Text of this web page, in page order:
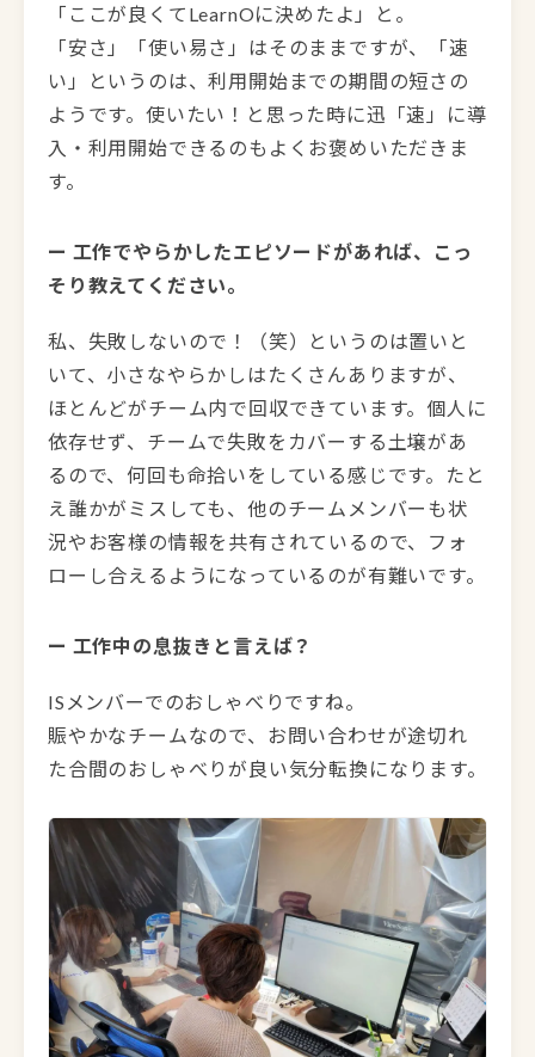
「ここが良くてLearnOに決めたよ」と。
「安さ」「使い易さ」はそのままですが、「速
い」というのは、利用開始までの期間の短さの
ようです。使いたい！と思った時に迅「速」に導
入・利用開始できるのもよくお褒めいただきま
す。
ー 工作でやらかしたエピソードがあれば、こっ
そり教えてください。
私、失敗しないので！（笑）というのは置いと
いて、小さなやらかしはたくさんありますが、
ほとんどがチーム内で回収できています。個人に
依存せず、チームで失敗をカバーする土壌があ
るので、何回も命拾いをしている感じです。たと
え誰かがミスしても、他のチームメンバーも状
況やお客様の情報を共有されているので、フォ
ローし合えるようになっているのが有難いです。
ー 工作中の息抜きと言えば？
ISメンバーでのおしゃべりですね。
賑やかなチームなので、お問い合わせが途切れ
た合間のおしゃべりが良い気分転換になります。